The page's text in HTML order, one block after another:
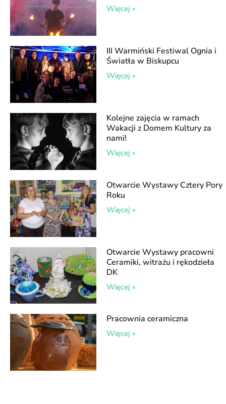
Więcej »
III Warmiński Festiwal Ognia i
Światła w Biskupcu
Więcej »
Kolejne zajęcia w ramach
Wakacji z Domem Kultury za
nami!
Więcej »
Otwarcie Wystawy Cztery Pory
Roku
Więcej »
Otwarcie Wystawy pracowni
Ceramiki, witrażu i rękodzieła
DK
Więcej »
Pracownia ceramiczna
Więcej »